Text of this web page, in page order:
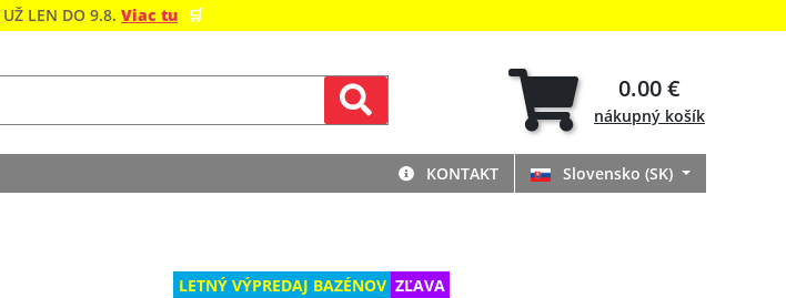
UŽ LEN DO 9.8. Viac tu 🛒
0.00 €
nákupný košík
KONTAKT Slovensko (SK)
LETNÝ VÝPREDAJ BAZÉNOV ZĽAVA